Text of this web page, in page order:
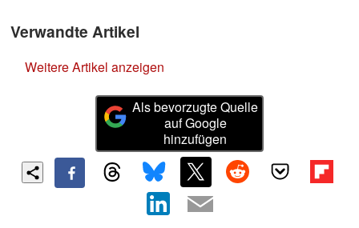
Verwandte Artikel
Weitere Artikel anzeigen
Als bevorzugte Quelle
auf Google
hinzufügen